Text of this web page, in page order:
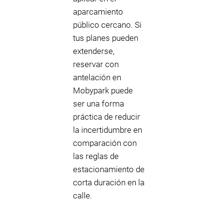
aparcamiento
público cercano. Si
tus planes pueden
extenderse,
reservar con
antelación en
Mobypark puede
ser una forma
práctica de reducir
la incertidumbre en
comparación con
las reglas de
estacionamiento de
corta duración en la
calle.